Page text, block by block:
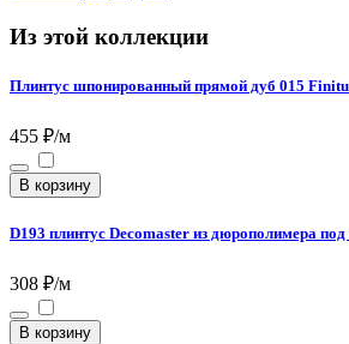
Из этой коллекции
Плинтус шпонированный прямой дуб 015
455 ₽/м
В корзину
D193 плинтус Decomaster из дюрополимера
308 ₽/м
В корзину